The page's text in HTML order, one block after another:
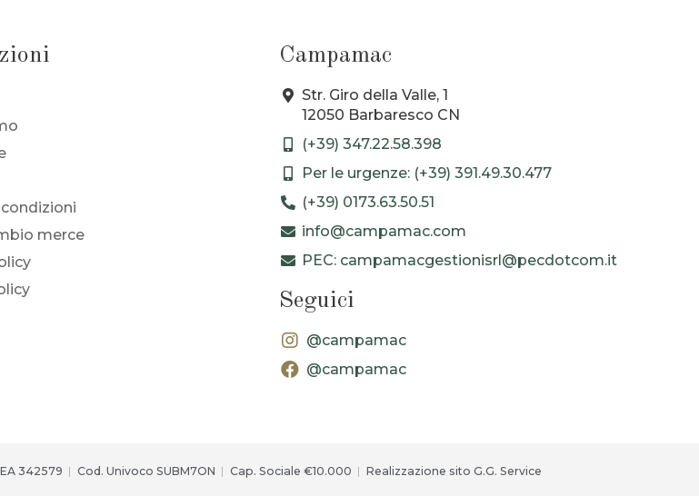
merce
Campamac
Str. Giro della Valle, 1
12050 Barbaresco CN
(+39) 347.22.58.398
Per le urgenze: (+39) 391.49.30.477
(+39) 0173.63.50.51
info@campamac.com
PEC: campamacgestionisrl@pecdotcom.it
Seguici
@campamac
@campamac
342579 Cod. Univoco SUBM7ON Cap. Sociale €10.000 Realizzazione sito G.G. Service